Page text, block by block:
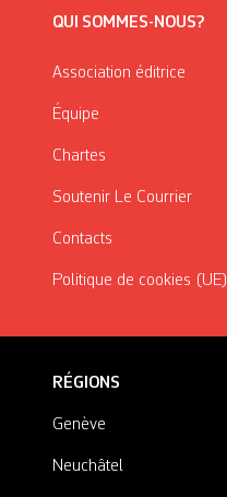
QUI SOMMES-NOUS?
Association éditrice
Équipe
Chartes
Soutenir Le Courrier
Contacts
Politique de cookies (UE)
RÉGIONS
Genève
Neuchâtel